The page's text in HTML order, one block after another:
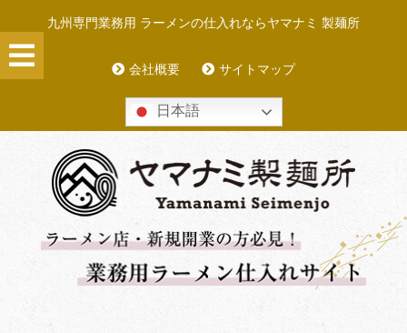
to
content
九州専門業務用 ラーメンの仕入れならヤマナミ 製麺所
会社概要 サイトマップ
日本語